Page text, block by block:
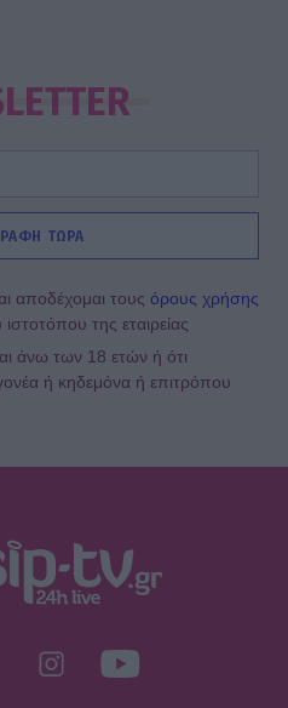
ΤΩΡΑ
αποδέχομαι τους όρους χρήσης
ιστοτόπου της εταιρείας
άνω των 18 ετών ή ότι
ή κηδεμόνα ή επιτρόπου